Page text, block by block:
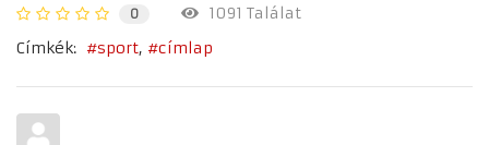
0
1091 Találat
Címkék:
sport címlap